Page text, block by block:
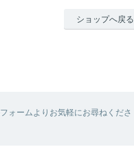
ショップへ戻る
ォームよりお気軽にお尋ねくださ